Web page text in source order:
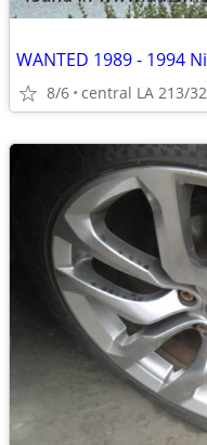
WANTED 1989 - 1994
8/6 central LA 213/